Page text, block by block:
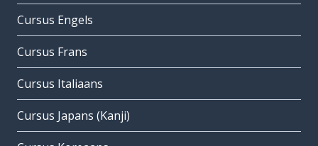
Cursus Engels
Cursus Frans
Cursus Italiaans
Cursus Japans (Kanji)